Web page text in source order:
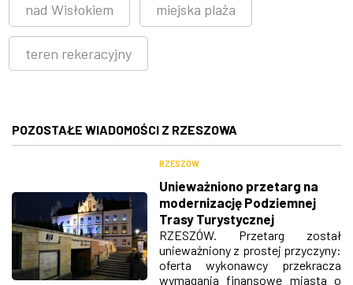
nad Wisłokiem miejska plaża
teren rekeracyjny
POZOSTAŁE WIADOMOŚCI Z RZESZOWA
RZESZÓW
Unieważniono przetarg na
modernizację Podziemnej
Trasy Turystycznej
RZESZÓW. Przetarg został
unieważniony z prostej przyczyny:
oferta wykonawcy przekracza
wymagania finansowe miasta o